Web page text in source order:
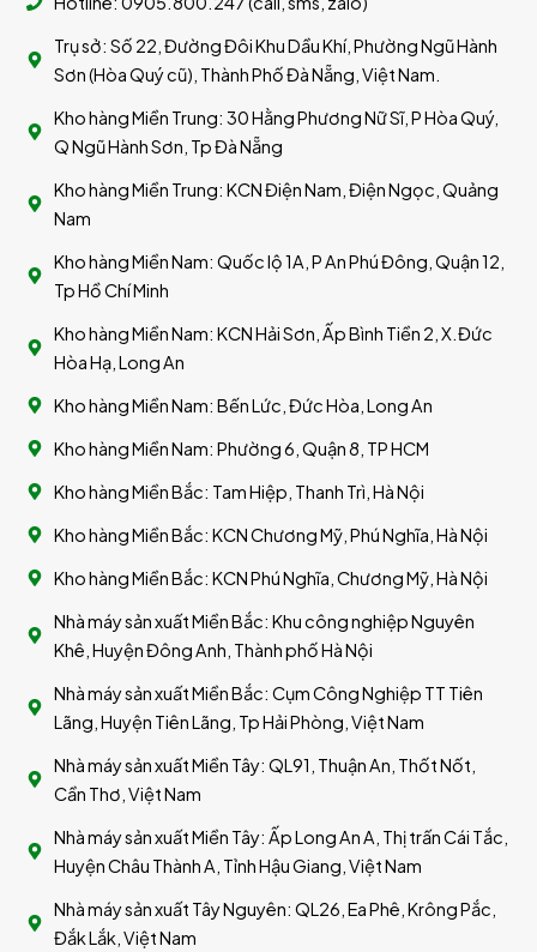
Trụ sở: Số 22, Đường Đôi Khu Dầu Khí, Phường Ngũ Hành
Sơn (Hòa Quý cũ), Thành Phố Đà Nẵng, Việt Nam.
Kho hàng Miền Trung: 30 Hằng Phương Nữ Sĩ, P Hòa Quý,
Q Ngũ Hành Sơn, Tp Đà Nẵng
Kho hàng Miền Trung: KCN Điện Nam, Điện Ngọc, Quảng
Nam
Kho hàng Miền Nam: Quốc lộ 1A, P An Phú Đông, Quận 12,
Tp Hồ Chí Minh
Kho hàng Miền Nam: KCN Hải Sơn, Ấp Bình Tiền 2, X.Đức
Hòa Hạ, Long An
Kho hàng Miền Nam: Bến Lức, Đức Hòa, Long An
Kho hàng Miền Nam: Phường 6, Quận 8, TP HCM
Kho hàng Miền Bắc: Tam Hiệp, Thanh Trì, Hà Nội
Kho hàng Miền Bắc: KCN Chương Mỹ, Phú Nghĩa, Hà Nội
Kho hàng Miền Bắc: KCN Phú Nghĩa, Chương Mỹ, Hà Nội
Nhà máy sản xuất Miền Bắc: Khu công nghiệp Nguyên
Khê, Huyện Đông Anh, Thành phố Hà Nội
Nhà máy sản xuất Miền Bắc: Cụm Công Nghiệp TT Tiên
Lãng, Huyện Tiên Lãng, Tp Hải Phòng, Việt Nam
Nhà máy sản xuất Miền Tây: QL91, Thuận An, Thốt Nốt,
Cần Thơ, Việt Nam
Nhà máy sản xuất Miền Tây: Ấp Long An A, Thị trấn Cái Tắc,
Huyện Châu Thành A, Tỉnh Hậu Giang, Việt Nam
Nhà máy sản xuất Tây Nguyên: QL26, Ea Phê, Krông Pắc,
Đắk Lắk, Việt Nam